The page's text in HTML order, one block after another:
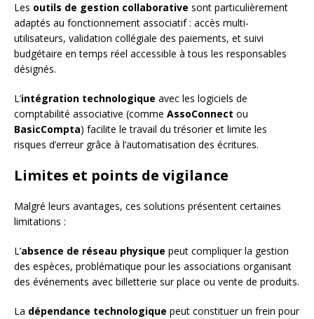
Les outils de gestion collaborative sont particulièrement
adaptés au fonctionnement associatif : accès multi-
utilisateurs, validation collégiale des paiements, et suivi
budgétaire en temps réel accessible à tous les responsables
désignés.
L’intégration technologique avec les logiciels de
comptabilité associative (comme AssoConnect ou
BasicCompta) facilite le travail du trésorier et limite les
risques d’erreur grâce à l’automatisation des écritures.
Limites et points de vigilance
Malgré leurs avantages, ces solutions présentent certaines
limitations :
L’absence de réseau physique peut compliquer la gestion
des espèces, problématique pour les associations organisant
des événements avec billetterie sur place ou vente de produits.
La dépendance technologique peut constituer un frein pour